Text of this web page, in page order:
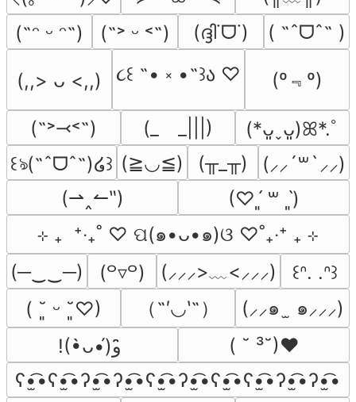
(˶ᵔ ᵕ ᵔ˶)
(˶˃ ᵕ ˂˶) (ദ്ദി˙ᗜ˙) ( ˶ˆᗜˆ˵ )
(,,> ᴗ <,,) ૮꒰ ˶• ༝ •˶꒱ა ♡ (º﹃º)
(˶˃⤙˂˶) (_　_|||)
(*ᴗ͈ˬᴗ͈)ꕤ*.ﾟ
꒰ঌ(˶ˆᗜˆ˵)໒꒱ (≧◡≦) (╥_╥)
(⸝⸝´꒳`⸝⸝)
(⇀‸↼‶)
(♡ˊ͈ ꒳ ˋ͈)
⊹ ₊  ⁺‧₊˚ ♡ ପ(๑•ᴗ•๑)ଓ ♡˚₊‧⁺ ₊ ⊹
(─‿‿─)
(꒪▿꒪) (⸝⸝⸝>﹏<⸝⸝⸝)
꒰ᐢ. .ᐢ꒱
( ˘͈ ᵕ ˘͈♡)
（˶′◡‵˶）
(⸝⸝๑  ̫ ๑⸝⸝⸝)
( ˘ ³˘)♥
ʕ•̫͡•ʕ•̫͡•ʔ•̫͡•ʔ•̫͡•ʕ•̫͡•ʔ•̫͡•ʕ•̫͡•ʕ•̫͡•ʔ•̫͡•ʔ•̫͡•